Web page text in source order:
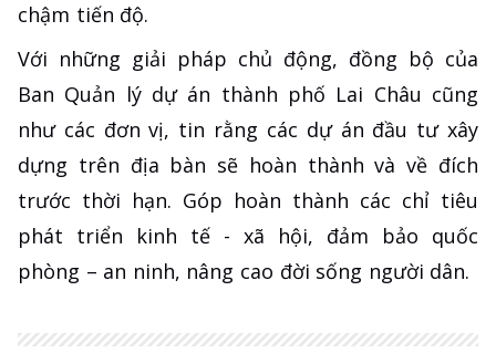
chậm tiến độ.
Với những giải pháp chủ động, đồng bộ của
Ban Quản lý dự án thành phố Lai Châu cũng
như các đơn vị, tin rằng các dự án đầu tư xây
dựng trên địa bàn sẽ hoàn thành và về đích
trước thời hạn. Góp hoàn thành các chỉ tiêu
phát triển kinh tế - xã hội, đảm bảo quốc
phòng – an ninh, nâng cao đời sống người dân.